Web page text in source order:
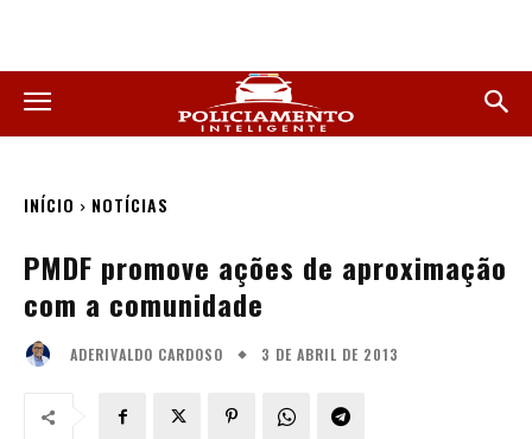
INÍCIO NOTÍCIAS
PMDF promove ações de aproximação
com a comunidade
ADERIVALDO CARDOSO 3 DE ABRIL DE 2013